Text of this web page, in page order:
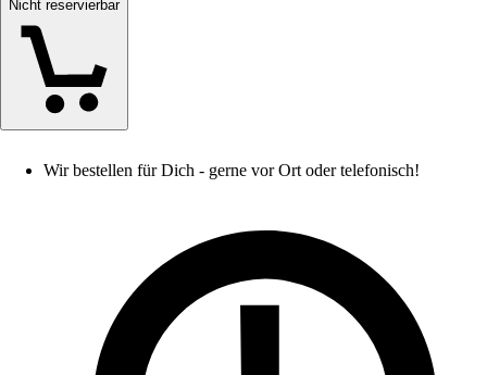
Nicht reservierbar
Wir bestellen für Dich - gerne vor Ort oder telefonisch!